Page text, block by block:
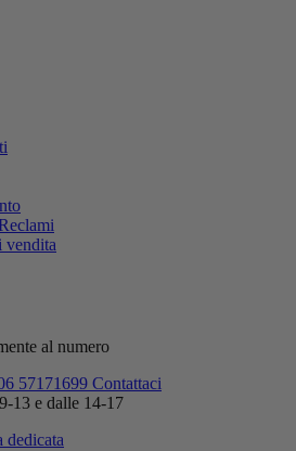
vendita
al numero
57171699 Contattaci
13 e dalle 14-17
dedicata